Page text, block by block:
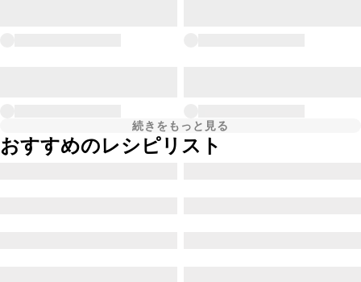
続きをもっと見る
おすすめのレシピリスト